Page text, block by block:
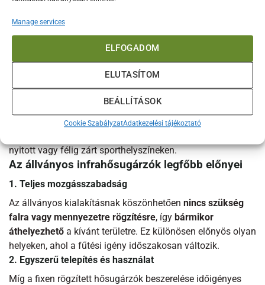
Manage services
ELFOGADOM
ELUTASÍTOM
BEÁLLÍTÁSOK
Cookie SzabályzatAdatkezelési tájékoztató
teraszai– Rugalmasságot biztosít vendéglátóhelyek
számára, az évszaknak megfelelően áthelyezhető.
Rendezvények és szabadtéri események
kültéri rendezvények és vásárok fűtésére ideális, mivel
könnyen mozgatható és több helyszínen is használható.
Műhelyek, garázsok és ipari létesítmények
célzott és hatékony meleget olyan helyeken, ahol nincs
lehetőség fix fűtési rendszer kiépítésére.
nyitott vagy félig zárt sporthelyszíneken.
Az állványos infrahősugárzók legfőbb előnyei
1. Teljes mozgásszabadság
Az állványos kialakításnak köszönhetően nincs szükség
falra vagy mennyezetre rögzítésre, így bármikor
áthelyezhető a kívánt területre. Ez különösen előnyös olyan
helyeken, ahol a fűtési igény időszakosan változik.
2. Egyszerű telepítés és használat
Míg a fixen rögzített hősugárzók beszerelése időigényes